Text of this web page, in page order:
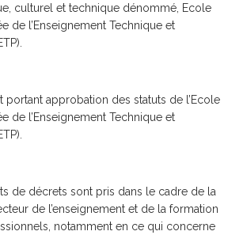
culturel et technique dénommé, Ecole
de l’Enseignement Technique et
portant approbation des statuts de l’Ecole
de l’Enseignement Technique et
de décrets sont pris dans le cadre de la
de l’enseignement et de la formation
notamment en ce qui concerne